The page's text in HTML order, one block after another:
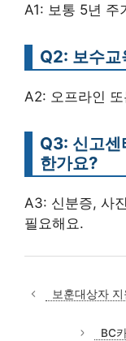
A1: 보통 5년 주
Q2: 보수교
A2: 오프라인
Q3: 신고센
한가요?
A3: 신분증, 사
필요해요.
보훈대상자
BC